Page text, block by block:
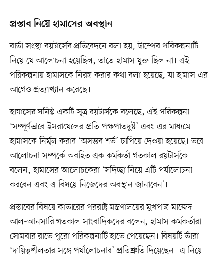
প্রস্তাব নিয়ে হামাসের অবস্থান
বার্তা সংস্থা রয়টার্সের প্রতিবেদনে বলা হয়, ট্রাম্পের পরিকল্পনাটি
নিয়ে যে আলোচনা হয়েছিল, তাতে হামাস যুক্ত ছিল না। এই
পরিকল্পনায় হামাসকে নিরস্ত্র করার কথা বলা হয়েছে, যা হামাস এর
আগেও প্রত্যাখ্যান করেছে।
হামাসের ঘনিষ্ঠ একটি সূত্র রয়টার্সকে বলেছে, এই পরিকল্পনা
‘সম্পূর্ণভাবে ইসরায়েলের প্রতি পক্ষপাতদুষ্ট’ এবং এর মাধ্যমে
হামাসকে নির্মূল করার ‘অসম্ভব শর্ত’ চাপিয়ে দেওয়া হয়েছে। তবে
আলোচনা সম্পর্কে অবহিত এক কর্মকর্তা গতকাল রয়টার্সকে
বলেন, হামাসের আলোচকেরা ‘সদিচ্ছা নিয়ে এটি পর্যালোচনা
করবেন এবং এ বিষয়ে নিজেদের অবস্থান জানাবেন’।
প্রস্তাবের বিষয়ে কাতারের পররাষ্ট্র মন্ত্রণালয়ের মুখপাত্র মাজেদ
আল-আনসারি গতকাল সাংবাদিকদের বলেন, হামাস কর্মকর্তারা
সোমবার রাতে পুরো পরিকল্পনাটি হাতে পেয়েছেন। বিষয়টি তাঁরা
‘দায়িত্বশীলতার সঙ্গে পর্যালোচনার’ প্রতিশ্রুতি দিয়েছেন। এ নিয়ে